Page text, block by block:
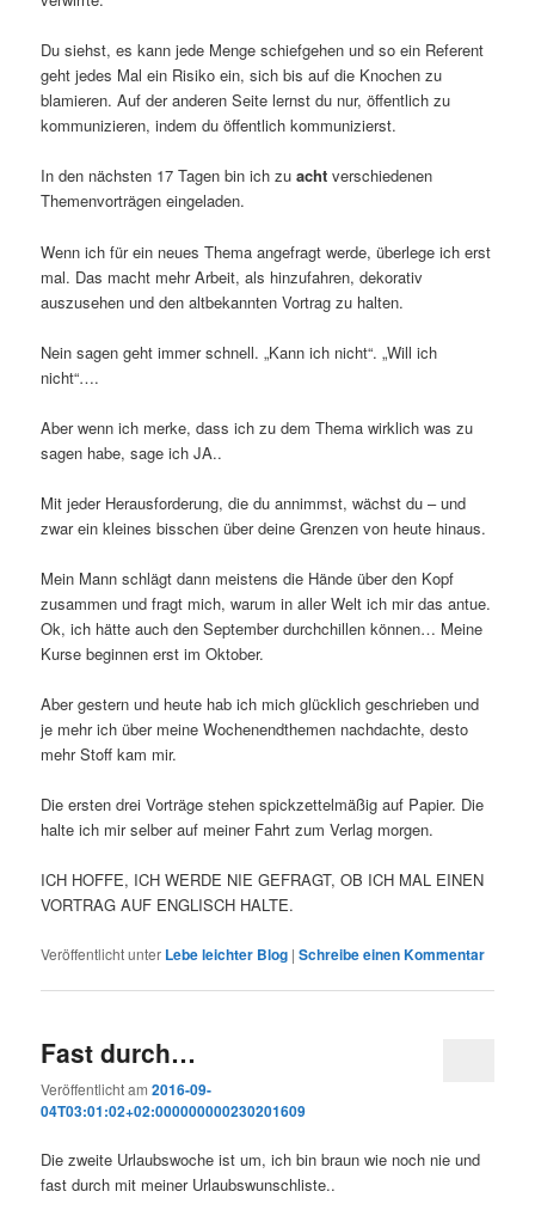
Du siehst, es kann jede Menge schiefgehen und so ein Referent
geht jedes Mal ein Risiko ein, sich bis auf die Knochen zu
blamieren. Auf der anderen Seite lernst du nur, öffentlich zu
kommunizieren, indem du öffentlich kommunizierst.
In den nächsten 17 Tagen bin ich zuacht verschiedenen
Themenvorträgen eingeladen.
Wenn ich für ein neues Thema angefragt werde, überlege ich erst
mal. Das macht mehr Arbeit, als hinzufahren, dekorativ
auszusehen und den altbekannten Vortrag zu halten.
Nein sagen geht immer schnell. „Kann ich nicht“. „Will ich
nicht“….
Aber wenn ich merke, dass ich zu dem Thema wirklich was zu
sagen habe, sage ich JA..
Mit jeder Herausforderung, die du annimmst, wächst du – und
zwar ein kleines bisschen über deine Grenzen von heute hinaus.
Mein Mann schlägt dann meistens die Hände über den Kopf
zusammen und fragt mich, warum in aller Welt ich mir das antue.
Ok, ich hätte auch den September durchchillen können… Meine
Kurse beginnen erst im Oktober.
Aber gestern und heute hab ich mich glücklich geschrieben und
je mehr ich über meine Wochenendthemen nachdachte, desto
mehr Stoff kam mir.
Die ersten drei Vorträge stehen spickzettelmäßig auf Papier. Die
halte ich mir selber auf meiner Fahrt zum Verlag morgen.
ICH HOFFE, ICH WERDE NIE GEFRAGT, OB ICH MAL EINEN
VORTRAG AUF ENGLISCH HALTE.
Veröffentlicht unter Lebe leichter Blog |Schreibe einen Kommentar
Fast durch…
Veröffentlicht am2016-09-
04T03:01:02+02:000000000230201609
Die zweite Urlaubswoche ist um, ich bin braun wie noch nie und
fast durch mit meiner Urlaubswunschliste..